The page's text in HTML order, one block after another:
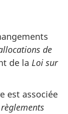
de
de la Loi sur
est associée
règlements